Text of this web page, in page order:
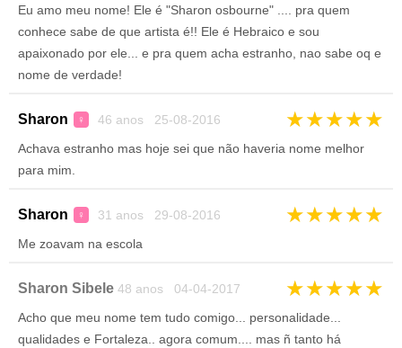
Eu amo meu nome! Ele é "Sharon osbourne" .... pra quem
conhece sabe de que artista é!! Ele é Hebraico e sou
apaixonado por ele... e pra quem acha estranho, nao sabe oq e
nome de verdade!
Sharon ♀ 46 anos 25-08-2016 ★★★★★
Achava estranho mas hoje sei que não haveria nome melhor
para mim.
Sharon ♀ 31 anos 29-08-2016 ★★★★★
Me zoavam na escola
Sharon Sibele 48 anos 04-04-2017 ★★★★★
Acho que meu nome tem tudo comigo... personalidade...
qualidades e Fortaleza.. agora comum.... mas ñ tanto há